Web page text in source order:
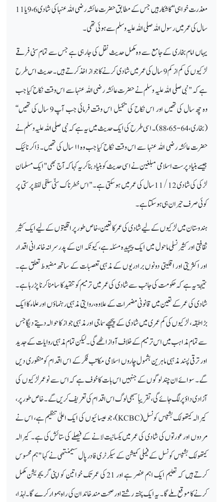
معذرت خواہی‘‘ کا شکار ہیں جس کے مطابق حضرت عائشہ رضی اللہ عنہا کی شادی 6، 9 یا 11
سال کی عمر میں رسول اللہ صلی اللہ علیہ وسلم سے ہوئی تھی۔
یہاں امام بخاری کے جامع سے وہ مکمل حدیث نقل کی جا رہی ہے جس سے تمام سنی فرقے
لڑکیوں کی کم از کم 9 سال کی عمر میں شادی کرنے کا جواز اخذ کرتے ہیں۔ حدیث اس طرح
ہے کہ "نبی صلی اللہ علیہ وسلم نے حضرت عائشہ رضی اللہ عنہا سے اس وقت نکاح کیا جب
وہ چھ سال کی تھیں اور اس نکاح کی تکمیل اس وقت فرمائی جب آپ 9 سال کی تھیں‘‘
(بخاری، 64-65، 88)۔ اسی طرح کی ایک حدیث میں یہ ہے کہ نبی صلی اللہ علیہ وسلم نے
حضرت عائشہ رضی اللہ عنہا سے اس وقت نکاح کیا جب وہ۱۱سال کی تھیں۔ ذاکر نائیک
جیسے بنیاد پرست اسلامی مبلغین نے اسی حدیث کو بنیاد بنا کر یہ کہا کہ آج بھی "ایک مسلمان
لڑکی کی شادی 11/12 سال کی عمر میں ہو سکتی ہے۔" اس خطرناک سنّی سلفی لفظ پرستی پر
کوئی صرف حیران ہی ہو سکتا ہے۔
ہندوستان میں لڑکیوں کے لیے شادی کی عمر کا تعین، خاص طور پر اقلیتوں کے لیے ایک کثیر
ثقافتی اور کثیر نسلی ماحول میں ایک پیچیدہ مسئلہ ہے، کیونکہ ان کے پدرسرانہ خاندانی اقدار
اور اکثریتی اور اقلیتی دونوں برادریوں کے مذہبی تعصبات کے ساتھ مضبوط تعلق ہے۔
نتیجۃ یہ ہے کہ حکومت کی جانب سے شادی کی عمر میں ترمیم کو تنقید کا سامنا کرنا پڑ رہا ہے۔
شادی کی عمر کے تعین میں قانونی مضمرات کے علاوہ، روایتی مذہبی رہنماؤں اور علماء کا ایک
بڑا طبقہ، لڑکیوں کی کم عمری میں شادی کے پیچھے سماجی اور مذہبی جواز کا حوالہ دیتے دیگا جس
سے تمام مذاہب میں اس ترمیم کے خلاف آواز اٹھے گی۔ لیکن تمام مذہبی روایات کے جدید
اور ترقی پسند مذہبی ماہرین بشمول چاروں اسلامی مکاتب فکر کے اس اقدام کو منظوری دیں
گے۔ سوائے ان چند لوگوں کے جنہیں اس بات کا خوف ہے کہ اس سے نوعمر لڑکیوں کی
آزادی داؤ پر لگ جائے گی، تقریباً سبھی لوگ اس اقدام کی تعریف کریں گے۔ خاص طور پر،
کیرالہ کیتھولک بشپس کونسل (KCBC)، جو عیسائیوں کی ایک اعلیٰ تنظیم ہے، اس نے
مردوں اور عورتوں کی شادی کی عمر میں یکسانیت لانے کے فیصلے کی ستائش کی ہے۔ کیرالہ
کیتھولک بشپس کونسل کے فیملی کمیشن کے سیکرٹری فادر پال سیمنتھی نے کہا "ہم محسوس
کرتے ہیں کہ تعلیم ایک اہم عنصر ہے اور 21 کی عمر تک خواتین کو اپنی گریجویشن مکمل
کرنے کا موقع ملے گا۔ یہ ایک پختہ رشتے اور صحت مند خاندان کی راہ ہموار کرے گا۔ لہذا،